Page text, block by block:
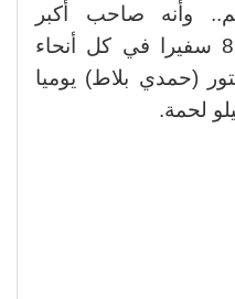
وأنه صاحب أكبر
الشركات العالمية.. وله 89 سفيرا في كل أنحاء
(حمدي بلاط) يوميا
لحمة.